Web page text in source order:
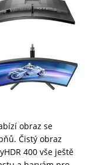
obraz se
Čistý obraz
400 vše ještě